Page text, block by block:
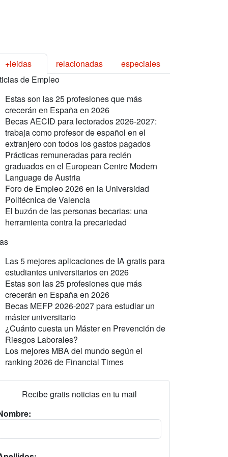
+leidas relacionadas
especiales
de Empleo
Estas son las 25 profesiones que más
crecerán en España en 2026
Becas AECID para lectorados 2026-2027:
trabaja como profesor de español en el
extranjero con todos los gastos pagados
Prácticas remuneradas para recién
graduados en el European Centre Modern
Language de Austria
Foro de Empleo 2026 en la Universidad
Politécnica de Valencia
El buzón de las personas becarias: una
herramienta contra la precariedad
Las 5 mejores aplicaciones de IA gratis para
estudiantes universitarios en 2026
Estas son las 25 profesiones que más
crecerán en España en 2026
Becas MEFP 2026-2027 para estudiar un
máster universitario
¿Cuánto cuesta un Máster en Prevención de
Riesgos Laborales?
Los mejores MBA del mundo según el
ranking 2026 de Financial Times
Recibe gratis noticias en tu mail